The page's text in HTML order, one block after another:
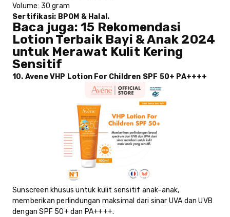
Volume: 30 gram
Sertifikasi: BPOM & Halal.
Baca juga:15 Rekomendasi
Lotion Terbaik Bayi & Anak 2024
untuk Merawat Kulit Kering
Sensitif
10. Avene VHP Lotion For Children SPF 50+ PA++++
Sunscreen khusus untuk kulit sensitif anak-anak,
memberikan perlindungan maksimal dari sinar UVA dan UVB
dengan SPF 50+ dan PA++++.